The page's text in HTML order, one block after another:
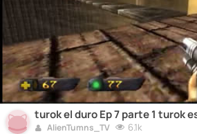
turok el duro Ep 7 parte 1 turok
AlienTumns_TV 6.1k